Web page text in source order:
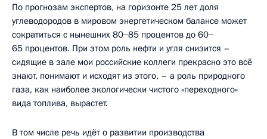
По прогнозам экспертов, на горизонте 25 лет доля
углеводородов в мировом энергетическом балансе может
сократиться с нынешних 80‒85 процентов до 60‒
65 процентов. При этом роль нефти и угля снизится –
сидящие в зале мои российские коллеги прекрасно это всё
знают, понимают и исходят из этого, – а роль природного
газа, как наиболее экологически чистого «переходного»
вида топлива, вырастет.
В том числе речь идёт о развитии производства